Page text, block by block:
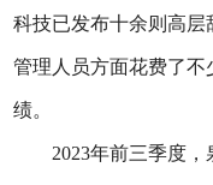
科技已发布十余则高
管理人员方面花费了
绩。
2023年前三季度